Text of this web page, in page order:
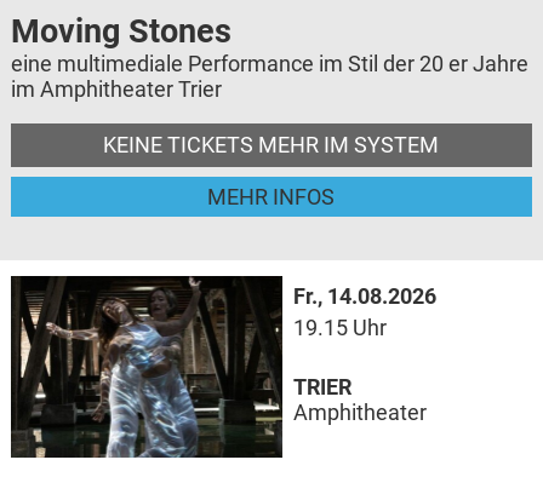
Moving Stones
eine multimediale Performance im Stil der 20 er Jahre
im Amphitheater Trier
KEINE TICKETS MEHR IM SYSTEM
MEHR INFOS
Fr., 14.08.2026
19.15 Uhr
TRIER
Amphitheater